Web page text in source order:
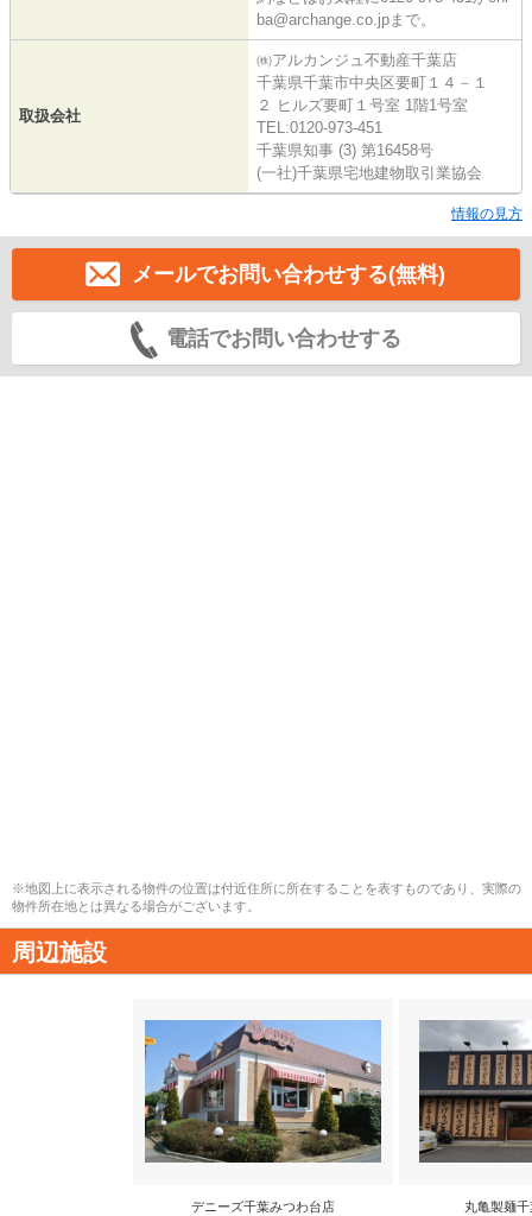
ba@archange.co.jpまで。
取扱会社
㈱アルカンジュ不動産千葉店
千葉県千葉市中央区要町１４－１
２ ヒルズ要町１号室 1階1号室
TEL:0120-973-451
千葉県知事 (3) 第16458号
(一社)千葉県宅地建物取引業協会
情報の見方
メールでお問い合わせする(無料)
電話でお問い合わせする
※地図上に表示される物件の位置は付近住所に所在することを表すものであり、実際の
物件所在地とは異なる場合がございます。
周辺施設
デニーズ千葉みつわ台店 丸亀製麺